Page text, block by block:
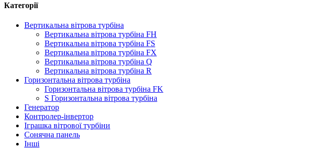
Категорії
Вертикальна вітрова турбіна
Вертикальна вітрова турбіна FH
Вертикальна вітрова турбіна FS
Вертикальна вітрова турбіна FX
Вертикальна вітрова турбіна Q
Вертикальна вітрова турбіна R
Горизонтальна вітрова турбіна
Горизонтальна вітрова турбіна FK
S Горизонтальна вітрова турбіна
Генератор
Контролер-інвертор
Іграшка вітрової турбіни
Сонячна панель
Інші